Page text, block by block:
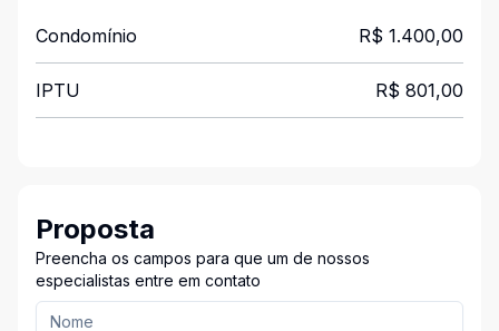
Condomínio R$ 1.400,00
IPTU R$ 801,00
Proposta
Preencha os campos para que um de nossos
especialistas entre em contato